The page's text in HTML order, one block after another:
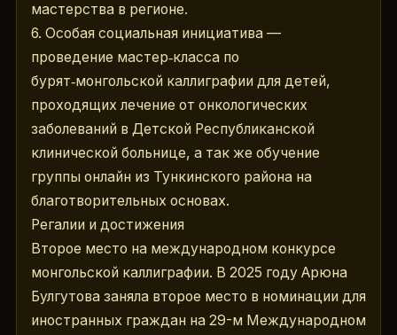
мастерства в регионе.
6. Особая социальная инициатива —
проведение мастер‑класса по
бурят‑монгольской каллиграфии для детей,
проходящих лечение от онкологических
заболеваний в Детской Республиканской
клинической больнице, а так же обучение
группы онлайн из Тункинского района на
благотворительных основах.
Регалии и достижения
Второе место на международном конкурсе
монгольской каллиграфии. В 2025 году Арюна
Булгутова заняла второе место в номинации для
иностранных граждан на 29-м Международном